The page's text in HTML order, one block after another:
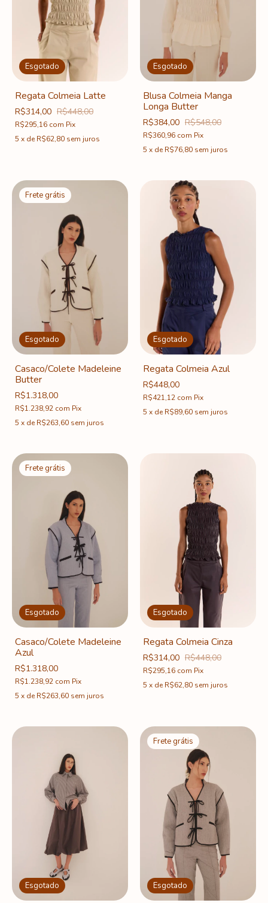
Esgotado
Regata Colmeia Latte
R$314,00 R$448,00
R$295,16 com Pix
5 x deR$62,80 sem juros
Esgotado
Blusa Colmeia Manga
Longa Butter
R$384,00 R$548,00
R$360,96 com Pix
5 x deR$76,80 sem juros
Esgotado
Frete grátis
Casaco/Colete Madeleine
Butter
R$1.318,00
R$1.238,92 com Pix
5 x deR$263,60 sem juros
Esgotado
Regata Colmeia Azul
R$448,00
R$421,12 com Pix
5 x deR$89,60 sem juros
Esgotado
Frete grátis
Casaco/Colete Madeleine
Azul
R$1.318,00
R$1.238,92 com Pix
5 x deR$263,60 sem juros
Esgotado
Regata Colmeia Cinza
R$314,00 R$448,00
R$295,16 com Pix
5 x deR$62,80 sem juros
Esgotado Esgotado
Frete grátis